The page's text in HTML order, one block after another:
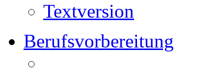
Textversion
Berufsvorbereitung